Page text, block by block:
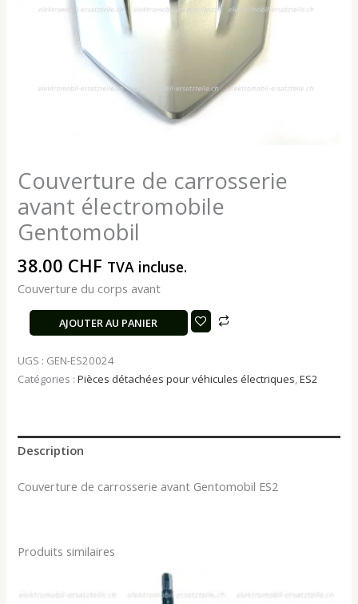
Couverture de carrosserie
avant électromobile
Gentomobil
38.00 CHF TVA incluse.
Couverture du corps avant
AJOUTER AU PANIER
UGS : GEN-ES20024
Catégories :Pièces détachées pour véhicules électriques,ES2
Description
Couverture de carrosserie avant Gentomobil ES2
Produits similaires